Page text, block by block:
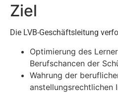
Ziel
Die LVB-Geschäftsleitung
Optimierung des
Berufschancen der
Wahrung der
anstellungsrechtlichen